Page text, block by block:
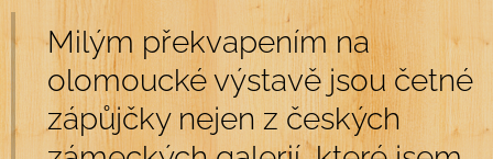
Milým překvapením na
olomoucké výstavě jsou četné
zápůjčky nejen z českých